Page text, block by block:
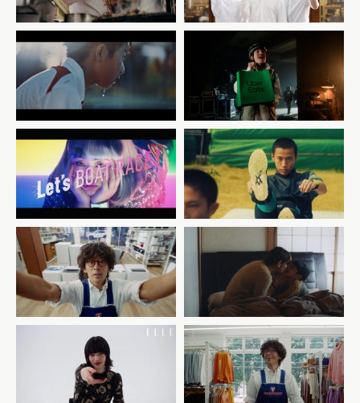
google x asics /
commercial
Uber Eats × CITY
HUNTER CM 「シティーハ
ンター観るなら Uber Eats
で、いーんじゃない？」篇
boatrace – cutdown
for reel / tv
commercial
new balance – hanzo /
commercial
2nd STREET #2
godiva – first kiss /
commercial
CHANEL x ELLE 2nd STREET #1